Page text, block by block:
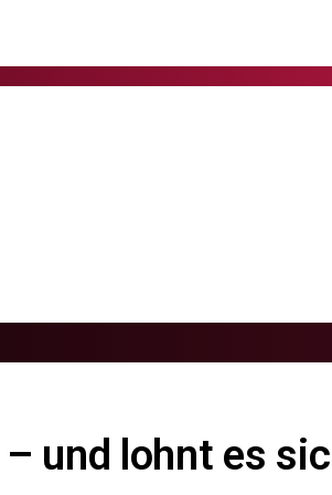
und lohnt es